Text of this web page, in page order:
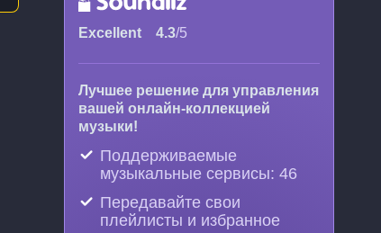
Excellent 4.3/5
Лучшее решение для управления
вашей онлайн-коллекцией
музыки!
Поддерживаемые
музыкальные сервисы: 46
Передавайте свои
плейлисты и избранное